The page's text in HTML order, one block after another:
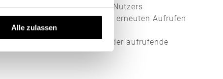
Alle zulassen
dem Betriebssystem des Nutzers
des Browsers beim erneuten Aufrufen
erfordern es, dass der aufrufende